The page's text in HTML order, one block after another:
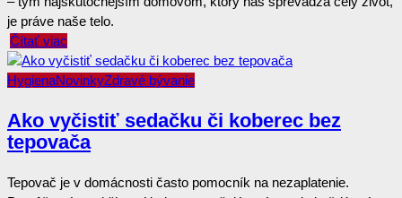
je práve naše telo.
Čítať viac
HygienaNovinkyZdravé bývanie
Ako vyčistiť sedačku či koberec bez
tepovača
Tepovač je v domácnosti často pomocník na nezaplatenie.